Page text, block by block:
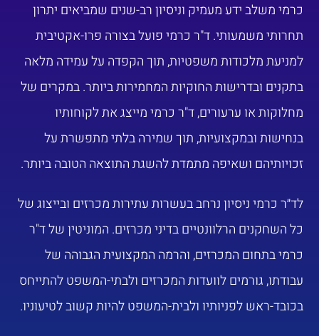
כרמי משלב ידע מעמיק וניסיון רב-שנים שמביאים יתרון
תחרותי משמעותי. ד"ר כרמי פועל בצורה פרו-אקטיבית
למניעת מלכודות משפטיות, תוך הקפדה על עמידה מלאה
בתקנים ובדרישות החוקיות המחמירות ביותר. במקרים של
מחלוקות או ערעורים, ד"ר כרמי מייצג את לקוחותיו
בנחישות ובמקצועיות, תוך שמירה בלתי מתפשרת על
זכויותיהם ושאיפה מתמדת להשגת התוצאה הטובה ביותר.
לד״ר כרמי ניסיון נרחב בעשרות עתירות מכרזים ובייצוג של
כל השחקנים הרלוונטיים בדיני מכרזים. המוניטין של ד"ר
כרמי בתחום המכרזים, והרמה המקצועית הגבוהה של
עבודתו, גורמים לוועדות המכרזים ולבתי-המשפט להתייחס
בכובד-ראש לפניותיו ולבית-המשפט להיות קשוב לטיעוניו.